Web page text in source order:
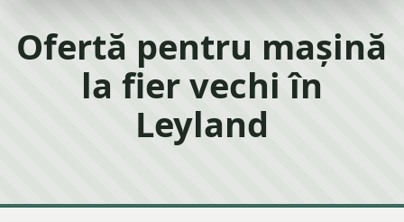
Ofertă pentru mașină
la fier vechi în
Leyland